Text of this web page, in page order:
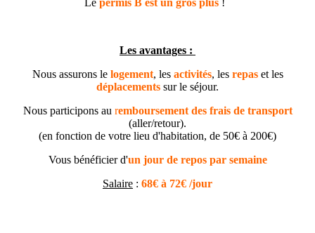
Les avantages :
Nous assurons le logement, les activités, les repas et les
déplacements sur le séjour.
Nous participons au remboursement des frais de transport
(aller/retour).
(en fonction de votre lieu d'habitation, de 50€ à 200€)
Vous bénéficier d'un jour de repos par semaine
Salaire : 68€ à 72€ /jour